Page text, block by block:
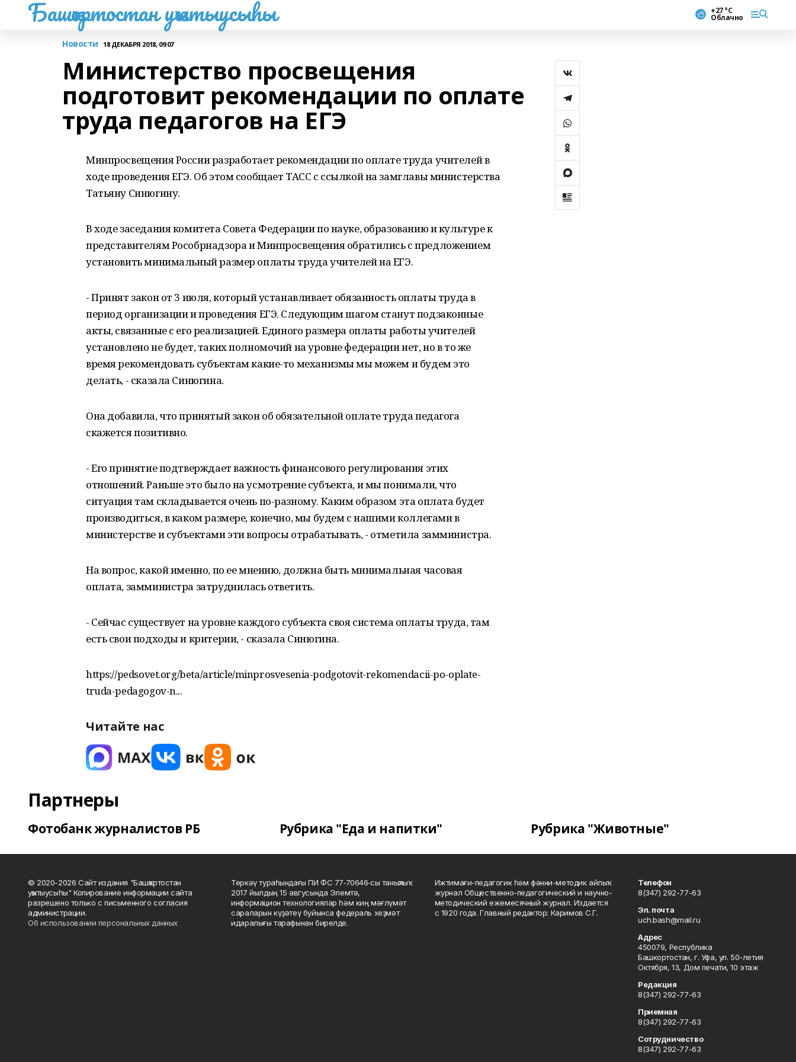
Башҡортостан уҡытыусыһы +27 °С
Облачно
Новости 18 ДЕКАБРЯ 2018, 09:07
Министерство просвещения
подготовит рекомендации по оплате
труда педагогов на ЕГЭ
Минпросвещения России разработает рекомендации по оплате труда учителей в
ходе проведения ЕГЭ. Об этом сообщает ТАСС с ссылкой на замглавы министерства
Татьяну Синюгину.
В ходе заседания комитета Совета Федерации по науке, образованию и культуре к
представителям Рособрнадзора и Минпросвещения обратились с предложением
установить минимальный размер оплаты труда учителей на ЕГЭ.
- Принят закон от 3 июля, который устанавливает обязанность оплаты труда в
период организации и проведения ЕГЭ. Следующим шагом станут подзаконные
акты, связанные с его реализацией. Единого размера оплаты работы учителей
установлено не будет, таких полномочий на уровне федерации нет, но в то же
время рекомендовать субъектам какие-то механизмы мы можем и будем это
делать, - сказала Синюгина.
Она добавила, что принятый закон об обязательной оплате труда педагога
скажется позитивно.
- Его принятие подтверждает важность финансового регулирования этих
отношений. Раньше это было на усмотрение субъекта, и мы понимали, что
ситуация там складывается очень по-разному. Каким образом эта оплата будет
производиться, в каком размере, конечно, мы будем с нашими коллегами в
министерстве и субъектами эти вопросы отрабатывать, - отметила замминистра.
На вопрос, какой именно, по ее мнению, должна быть минимальная часовая
оплата, замминистра затруднилась ответить.
- Сейчас существует на уровне каждого субъекта своя система оплаты труда, там
есть свои подходы и критерии, - сказала Синюгина.
https://pedsovet.org/beta/article/minprosvesenia-podgotovit-rekomendacii-po-oplate-
truda-pedagogov-n...
Читайте нас
Партнеры
Фотобанк журналистов РБ Рубрика "Еда и напитки" Рубрика "Животные"
© 2020-2026 Сайт издания "Башҡортостан
уҡытыусыһы" Копирование информации сайта
разрешено только с письменного согласия
администрации.
Об использовании персональных данных
Теркәү тураһындағы ПИ ФС 77‑70646‑сы таныҡлыҡ
2017 йылдың 15 авгусында Элемтә,
информацион технологиялар һәм киң мәғлүмәт
сараларын күҙәтеү буйынса федераль хеҙмәт
идаралығы тарафынан бирелде.
Ижтимағи-педагогик һәм фәнни-методик айлыҡ
журнал Общественно-педагогический и научно-
методический ежемесячный журнал. Издается
с 1920 года. Главный редактор: Каримов С.Г.
Телефон
8(347) 292-77-63
Эл. почта
uch.bash@mail.ru
Адрес
450079, Республика
Башкортостан, г. Уфа, ул. 50-летия
Октября, 13, Дом печати, 10 этаж
Редакция
8(347) 292-77-63
Приемная
8(347) 292-77-63
Сотрудничество
8(347) 292-77-63